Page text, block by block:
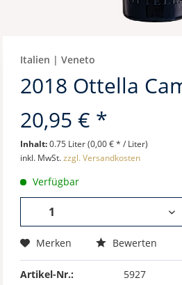
Italien | Veneto
2018 Ottella
20,95 € *
Inhalt:0.75 Liter (0,00 € * / Liter)
inkl. MwSt.zzgl. Versandkosten
Verfügbar
Merken Bewerten
Artikel-Nr.:
5927